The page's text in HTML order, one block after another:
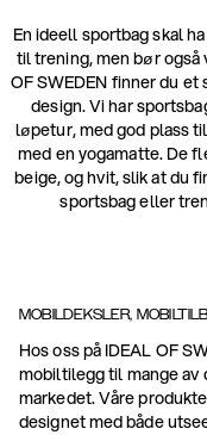
En ideell sportbag skal
til trening, men bør
OF SWEDEN finner du
design. Vi har
løpetur, med god plass
med en yogamatte. De
beige, og hvit, slik at du
sportsbag eller
MOBILDEKSLER,
Hos oss på IDEAL OF
mobiltilegg til mange
markedet. Våre
designet med både